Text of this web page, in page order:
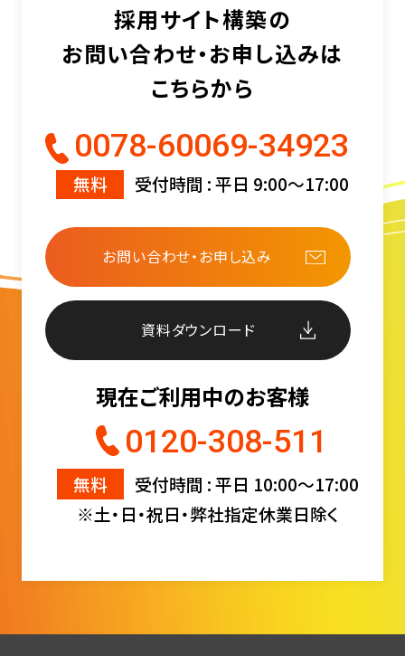
採用サイト構築の
お問い合わせ・お申し込みは
こちらから
0078-60069-34923
無料 受付時間 : 平日 9:00〜17:00
お問い合わせ・お申し込み
資料ダウンロード
現在ご利用中のお客様
0120-308-511
無料
受付時間 : 平日 10:00〜17:00
※土・日・祝日・弊社指定休業日除く